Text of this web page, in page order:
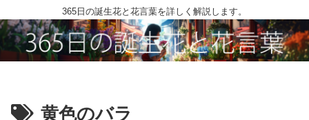
365日の誕生花と花言葉を詳しく解説します。
黄色のバラ